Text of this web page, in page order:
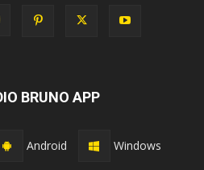
BRUNO APP
Android Windows